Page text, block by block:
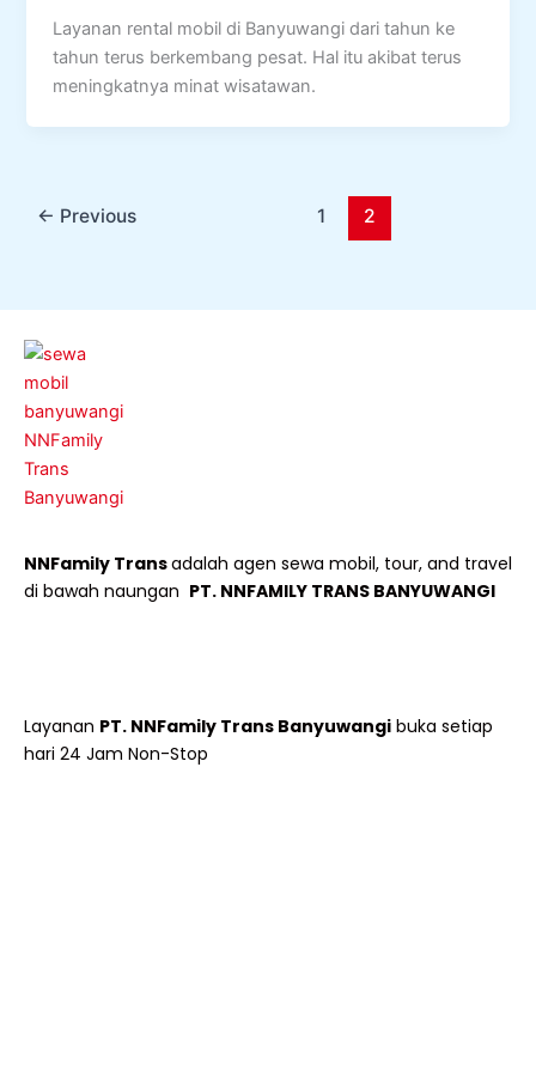
Layanan rental mobil di Banyuwangi dari tahun ke
tahun terus berkembang pesat. Hal itu akibat terus
meningkatnya minat wisatawan.
← Previous 1 2
NNFamily Transadalah agen sewa mobil, tour, and travel
di bawah naungan PT. NNFAMILY TRANS BANYUWANGI
Layanan PT. NNFamily Trans Banyuwangi buka setiap
hari 24 Jam Non-Stop